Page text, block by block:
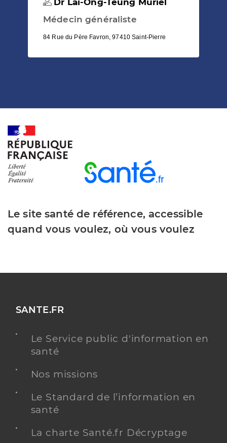
Médecin généraliste
84 Rue du Père Favron, 97410 Saint-Pierre
Le site santé de référence, accessible
quand vous voulez, où vous voulez
SANTE.FR
Le Service public d'information en
santé
Nos missions
Le Standard de l’information en
santé
La charte Santé.fr Décryptage